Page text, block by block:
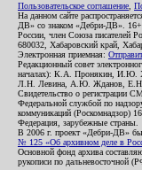
Пользовательское соглашение
На данном сайте
ДВ» со знаком «Дебри-ДВ».
России, член Союза писателей
680032, Хабаровский край,
Электронная приемная:
Редакционный совет
началах): К.А. Пронякин,
Л.Н. Левина, А.Ю. Жданов,
Свидетельство о регистрации
Федеральной службой по
коммуникаций (Роскомнадзор)
Федерация, зарубежные страны.
В 2006 г. проект «Дебри-ДВ»
№ 125 «Об архивном деле в
Основной фонд архива
рукописи по дальневосточной